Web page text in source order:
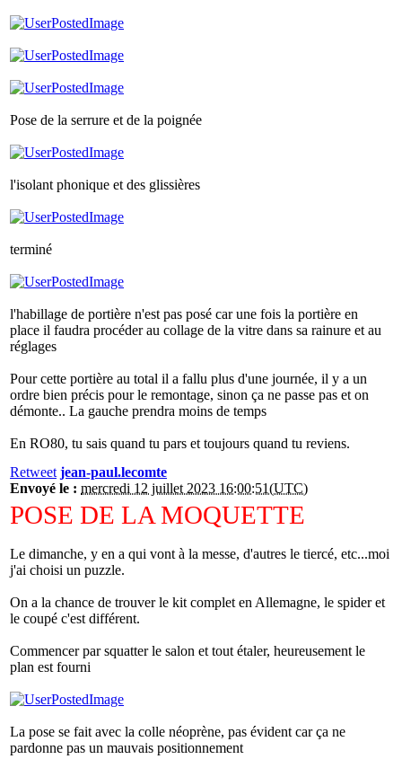
Pose de la serrure et de la poignée
l'isolant phonique et des glissières
terminé
l'habillage de portière n'est pas posé car une fois la portière en
place il faudra procéder au collage de la vitre dans sa rainure et au
réglages
Pour cette portière au total il a fallu plus d'une journée, il y a un
ordre bien précis pour le remontage, sinon ça ne passe pas et on
démonte.. La gauche prendra moins de temps
En RO80, tu sais quand tu pars et toujours quand tu reviens.
Retweet jean-paul.lecomte
Envoyé le : mercredi 12 juillet 2023 16:00:51(UTC)
POSE DE LA MOQUETTE
Le dimanche, y en a qui vont à la messe, d'autres le tiercé, etc...moi
j'ai choisi un puzzle.
On a la chance de trouver le kit complet en Allemagne, le spider et
le coupé c'est différent.
Commencer par squatter le salon et tout étaler, heureusement le
plan est fourni
La pose se fait avec la colle néoprène, pas évident car ça ne
pardonne pas un mauvais positionnement